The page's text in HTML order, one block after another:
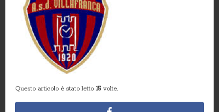
Questo articolo è stato letto15 volte.